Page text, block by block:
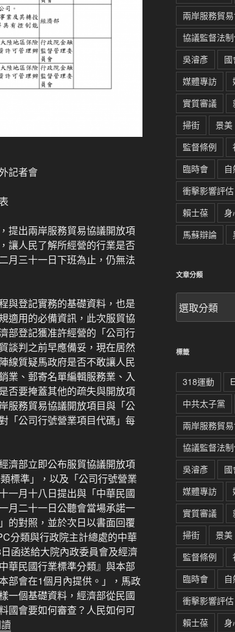
記者會
提出兩岸服務貿易協議開放項
讓人民了解所經營的行業是否
月三十一日下班為止，仍無法
與登記實務的基礎資料，也是
適用的必備資訊，此次服貿協
部登記獲准許經營的「公司行
談判之前早應備妥，現在居然
線質疑馬政府是否不敢讓人民
業、郵寄名單編輯服務業、入
否要掩蓋其他的疏失與開放項
服務貿易協議開放項目與「公
「公司行號營業項目代碼」每
濟部立即公布服貿協議開放項
標準」，以及「公司行號營業
一月十八日提出與「中華民國
月二十一日公聽會當場承諾一
的對照，並於次日以書面回覆
分類與行政院主計總處的中華
函送給大院內政委員會及經濟
華民國行業標準分類』與本部
部會在1個月內提供。」，馬政
一個基礎資料，經濟部從民國
國會要如何審查？人民如何可
兩岸服務貿
協議監督法
吳濬彥
國
媒體專訪
實質審議
掃街
景美
監督條例
臨時會
衝擊影響評估
賴士葆
身
馬蘇辯論
文章分類
章
分
標籤
318運動
中共太子黨
兩岸服務貿
協議監督法
吳濬彥
國
媒體專訪
實質審議
掃街
景美
監督條例
臨時會
衝擊影響評估
賴士葆
身